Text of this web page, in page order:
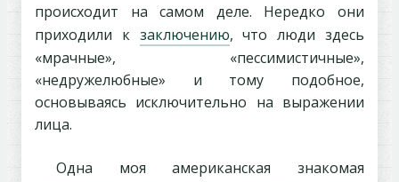
происходит на самом деле. Нередко они
приходили к заключению, что люди здесь
«мрачные», «пессимистичные»,
«недружелюбные» и тому подобное,
основываясь исключительно на выражении
лица.
Одна моя американская знакомая